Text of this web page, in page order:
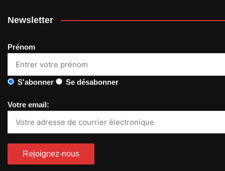
Newsletter
Prénom
S'abonner Se désabonner
Votre email: